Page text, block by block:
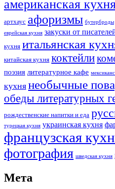
американская
артхаус афоризмы бутерброды
еврейская кухня закуски от
кухня итальянская
китайская кухня коктейли
поэзия литературное кафе
кухня необычные
обеды литературных
рождественские напитки и еда
турецкая кухня украинская кухня
французская
фотография шведская кухня
Мета